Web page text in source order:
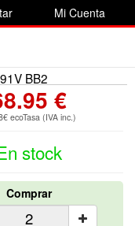
Mi Cuenta
BB2
€
ecoTasa (IVA inc.)
stock
Comprar